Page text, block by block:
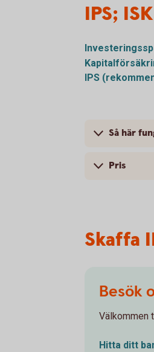
IPS;
IPS
Så här
Pris
Skaffa
Besök
Välkommen
Hitta ditt